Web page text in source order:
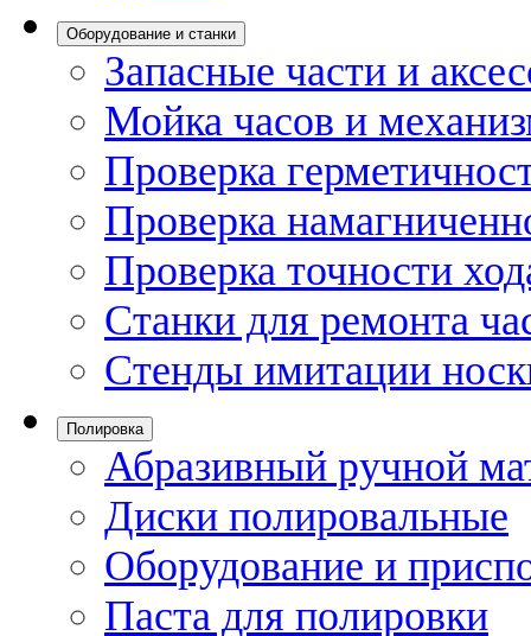
Оборудование и станки
Запасные части и
Мойка часов и
Проверка
Проверка
Проверка точности
Станки для ремонта
Стенды имитации
Полировка
Абразивный ручной
Диски полировальные
Оборудование и
Паста для полировки